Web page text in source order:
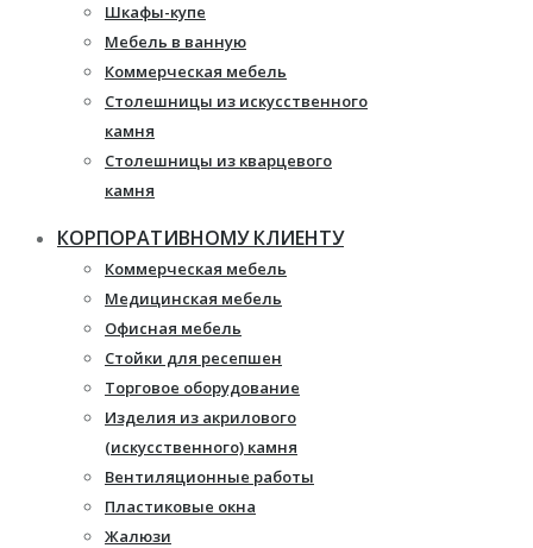
Шкафы-купе
Мебель в ванную
Коммерческая мебель
Столешницы из искусственного
камня
Столешницы из кварцевого
камня
Каминные порталы
Камины Dimplex
Искусственный камень White
Hills
Балконы ПВХ
Пластиковые окна
Жалюзи
Рулонные шторы
КОРПОРАТИВНОМУ КЛИЕНТУ
Коммерческая мебель
Медицинская мебель
Офисная мебель
Стойки для ресепшен
Торговое оборудование
Изделия из акрилового
(искусственного) камня
Вентиляционные работы
Пластиковые окна
Жалюзи